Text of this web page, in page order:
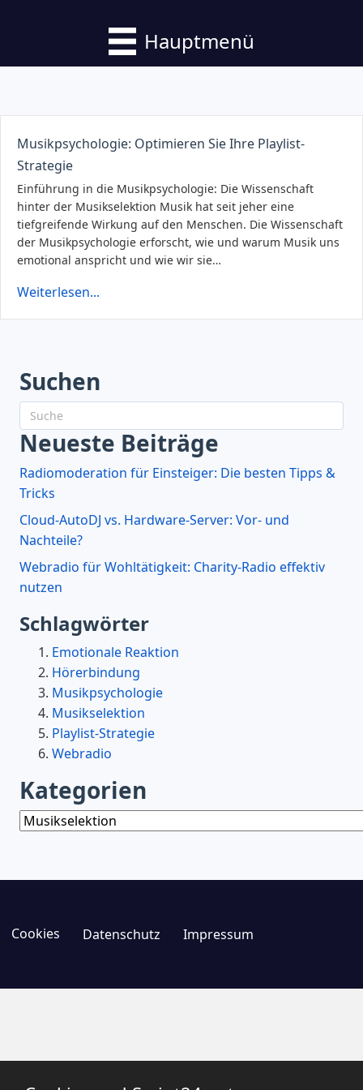
Hauptmenü
Musikpsychologie: Optimieren Sie Ihre Playlist-
Strategie
Einführung in die Musikpsychologie: Die Wissenschaft
hinter der Musikselektion Musik hat seit jeher eine
tiefgreifende Wirkung auf den Menschen. Die Wissenschaft
der Musikpsychologie erforscht, wie und warum Musik uns
emotional anspricht und wie wir sie…
Weiterlesen...
Suchen
Neueste Beiträge
Radiomoderation für Einsteiger: Die besten Tipps &
Tricks
Cloud-AutoDJ vs. Hardware-Server: Vor- und
Nachteile?
Webradio für Wohltätigkeit: Charity-Radio effektiv
nutzen
Schlagwörter
Emotionale Reaktion
Hörerbindung
Musikpsychologie
Musikselektion
Playlist-Strategie
Webradio
Kategorien
Kategorien
Cookies Datenschutz Impressum